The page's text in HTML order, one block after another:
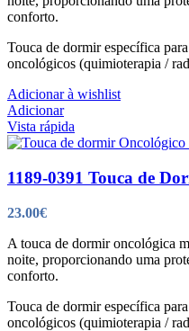
conforto.
Touca de dormir específica
oncológicos (quimioterapia /
Adicionar à wishlist
Adicionar
Vista rápida
1189-0391 Touca de
23.00€
A touca de dormir oncológica
noite, proporcionando uma
conforto.
Touca de dormir específica
oncológicos (quimioterapia /